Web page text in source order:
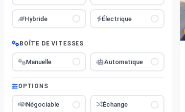
Hybride Électrique
BOÎTE DE VITESSES
Manuelle Automatique
OPTIONS
Négociable Échange